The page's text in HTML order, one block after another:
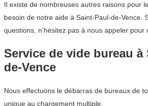
Il existe de nombreuses autres raisons pour
besoin de notre aide à Saint-Paul-de-Vence.
questions, n’hésitez pas à nous appeler pour
Service de vide bureau à
de-Vence
Nous effectuons le débarras de bureaux de
unique au chargement multiple.